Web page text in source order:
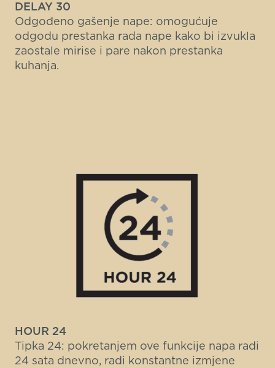
DELAY 30
Odgođeno gašenje nape: omogućuje
odgodu prestanka rada nape kako bi izvukla
zaostale mirise i pare nakon prestanka
kuhanja.
HOUR 24
Tipka 24: pokretanjem ove funkcije napa radi
24 sata dnevno, radi konstantne izmjene